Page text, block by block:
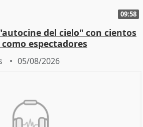
09:58
del cielo" con cientos
espectadores
05/08/2026